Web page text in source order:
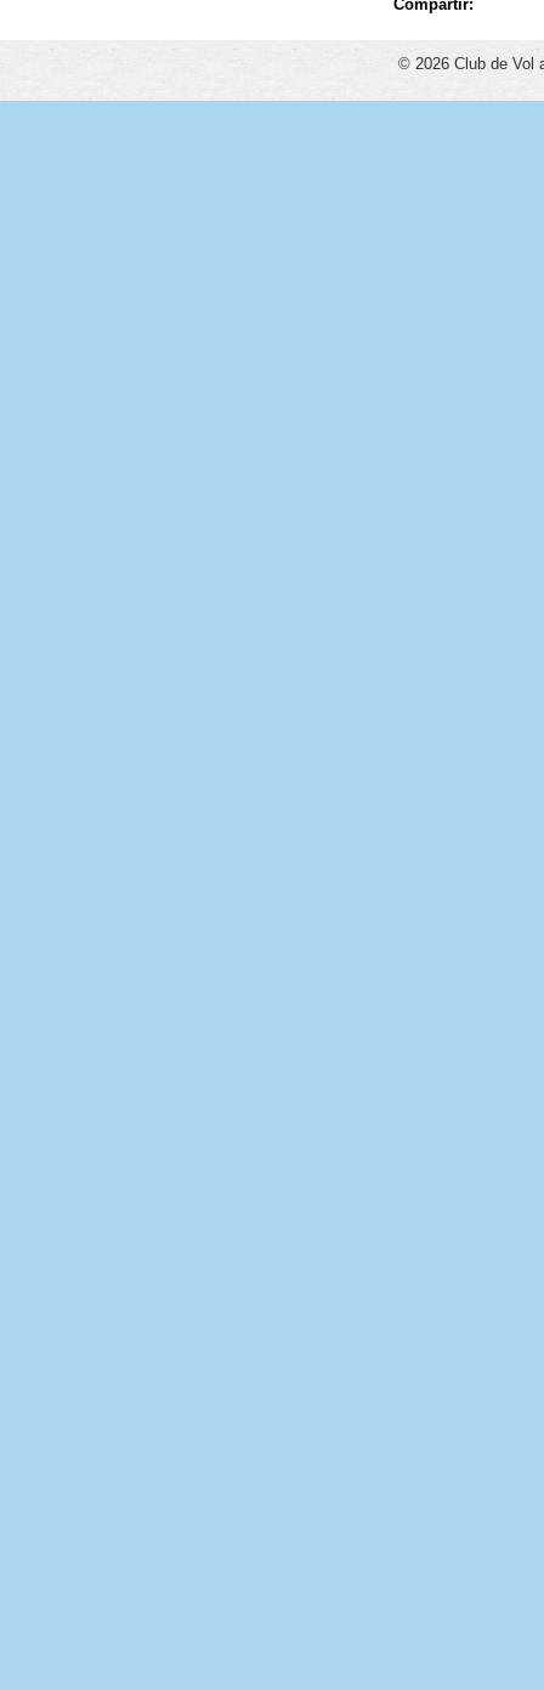
Compartir:
© 2026 Club de Vol